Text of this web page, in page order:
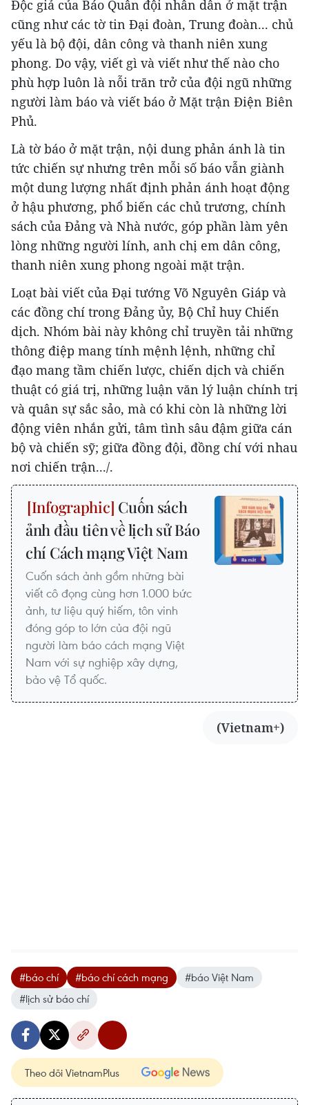
Độc giả của Báo Quân đội nhân dân ở mặt trận
cũng như các tờ tin Đại đoàn, Trung đoàn... chủ
yếu là bộ đội, dân công và thanh niên xung
phong. Do vậy, viết gì và viết như thế nào cho
phù hợp luôn là nỗi trăn trở của đội ngũ những
người làm báo và viết báo ở Mặt trận Điện Biên
Phủ.
Là tờ báo ở mặt trận, nội dung phản ánh là tin
tức chiến sự nhưng trên mỗi số báo vẫn giành
một dung lượng nhất định phản ánh hoạt động
ở hậu phương, phổ biến các chủ trương, chính
sách của Đảng và Nhà nước, góp phần làm yên
lòng những người lính, anh chị em dân công,
thanh niên xung phong ngoài mặt trận.
Loạt bài viết của Đại tướng Võ Nguyên Giáp và
các đồng chí trong Đảng ủy, Bộ Chỉ huy Chiến
dịch. Nhóm bài này không chỉ truyền tải những
thông điệp mang tính mệnh lệnh, những chỉ
đạo mang tầm chiến lược, chiến dịch và chiến
thuật có giá trị, những luận văn lý luận chính trị
và quân sự sắc sảo, mà có khi còn là những lời
động viên nhắn gửi, tâm tình sâu đậm giữa cán
bộ và chiến sỹ; giữa đồng đội, đồng chí với nhau
nơi chiến trận.../.
Cuốn sách
ảnh đầu tiên về lịch sử Báo
chí Cách mạng Việt Nam
Cuốn sách ảnh gồm những bài
viết cô đọng cùng hơn 1.000 bức
ảnh, tư liệu quý hiếm, tôn vinh
đóng góp to lớn của đội ngũ
người làm báo cách mạng Việt
Nam với sự nghiệp xây dựng,
bảo vệ Tổ quốc.
(Vietnam+)
#báo chí #báo chí cách mạng
#báo Việt Nam
#lịch sử báo chí
Theo dõi VietnamPlus